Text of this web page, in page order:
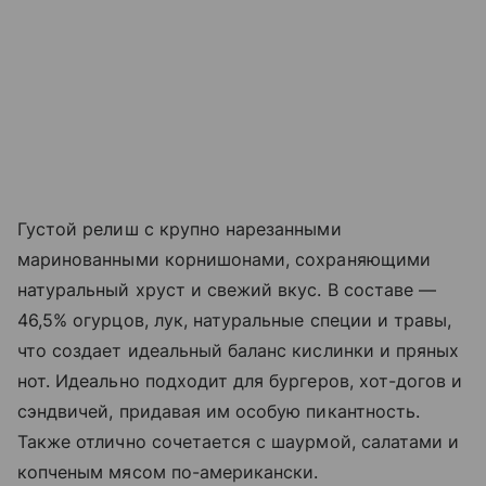
Густой релиш с крупно нарезанными
маринованными корнишонами, сохраняющими
натуральный хруст и свежий вкус. В составе —
46,5% огурцов, лук, натуральные специи и травы,
что создает идеальный баланс кислинки и пряных
нот. Идеально подходит для бургеров, хот-догов и
сэндвичей, придавая им особую пикантность.
Также отлично сочетается с шаурмой, салатами и
копченым мясом по-американски.